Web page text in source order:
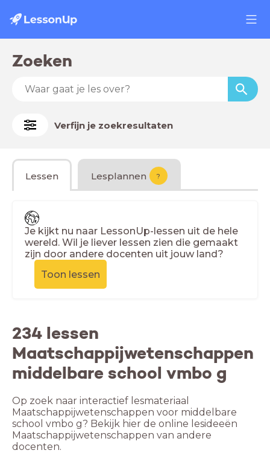
Zoeken
Verfijn je zoekresultaten
Lessen Lesplannen ?
Je kijkt nu naar LessonUp-lessen uit de hele
wereld. Wil je liever lessen zien die gemaakt
zijn door andere docenten uit jouw land?
Toon lessen
234 lessen
Maatschappijwetenschappen
middelbare school vmbo g
Op zoek naar interactief lesmateriaal
Maatschappijwetenschappen voor middelbare
school vmbo g? Bekijk hier de online lesideeën
Maatschappijwetenschappen van andere
docenten.